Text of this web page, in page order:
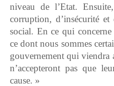
niveau de l’Etat.
corruption, d’insécurité
social. En ce qui
ce dont nous sommes
gouvernement qui viendra
n’accepteront pas que
cause. »